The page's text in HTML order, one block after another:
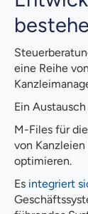
eine Reihe
Ein
M-Files für
von
optimieren.
Es integriert